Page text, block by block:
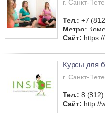
г. Санкт-
Тел.: +7
Метро:
Сайт:
Курсы для
г. Санкт-
Тел.: 8
Сайт: http://